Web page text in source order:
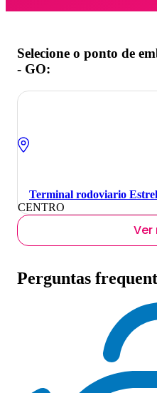
Selecione o ponto de
- GO:
Terminal rodoviario
CENTRO
Ver
Perguntas